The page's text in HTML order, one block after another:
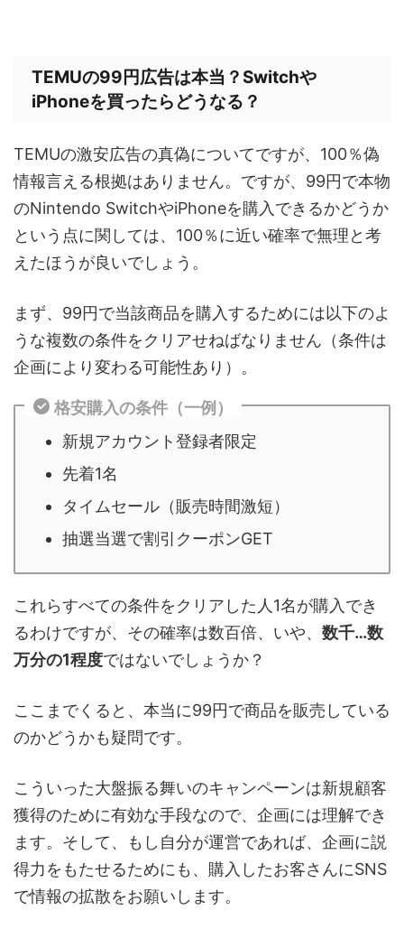
TEMUの99円広告は本当？Switchや
iPhoneを買ったらどうなる？
TEMUの激安広告の真偽についてですが、100％偽
情報言える根拠はありません。ですが、99円で本物
のNintendo SwitchやiPhoneを購入できるかどうか
という点に関しては、100％に近い確率で無理と考
えたほうが良いでしょう。
まず、99円で当該商品を購入するためには以下のよ
うな複数の条件をクリアせねばなりません（条件は
企画により変わる可能性あり）。
格安購入の条件（一例）
新規アカウント登録者限定
先着1名
タイムセール（販売時間激短）
抽選当選で割引クーポンGET
これらすべての条件をクリアした人1名が購入でき
るわけですが、その確率は数百倍、いや、 数千…数
万分の1程度ではないでしょうか？
ここまでくると、本当に99円で商品を販売している
のかどうかも疑問です。
こういった大盤振る舞いのキャンペーンは新規顧客
獲得のために有効な手段なので、企画には理解でき
ます。そして、もし自分が運営であれば、企画に説
得力をもたせるためにも、購入したお客さんにSNS
で情報の拡散をお願いします。